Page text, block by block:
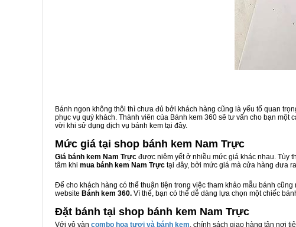
Bánh ngon không thôi thì chưa đủ bởi khách hàng cũng là yếu tố quan
phục vụ quý khách. Thành viên của Bánh kem 360 sẽ tư vấn cho bạn
vời khi sử dụng dịch vụ bánh kem tại đây.
Mức giá tại shop bánh kem Nam Trực
Giá bánh kem Nam Trực được niêm yết ở nhiều mức giá khác nhau. Tùy
tâm khi mua bánh kem Nam Trực tại đây, bởi mức giá mà cửa hàng đưa
Để cho khách hàng có thể thuận tiện trong việc tham khảo mẫu bánh cũng
website Bánh kem 360. Vì thế, bạn có thể dễ dàng lựa chọn một chiếc
Đặt bánh tại shop bánh kem Nam Trực
Với vô vàn combo hoa tươi và bánh kem, chính sách giao hàng tận nơi